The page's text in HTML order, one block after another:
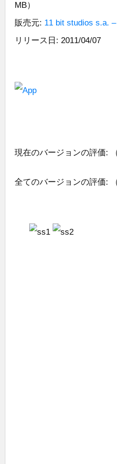
MB）
販売元: 11 bit studios s.a.
リリース日: 2011/04/07
現在のバージョンの評価:
全てのバージョンの評価: